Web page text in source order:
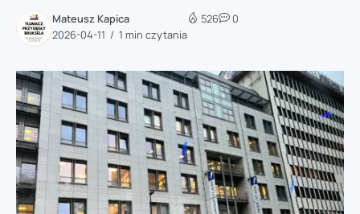
Mateusz Kapica
2026-04-11
1 min czytania
526 0